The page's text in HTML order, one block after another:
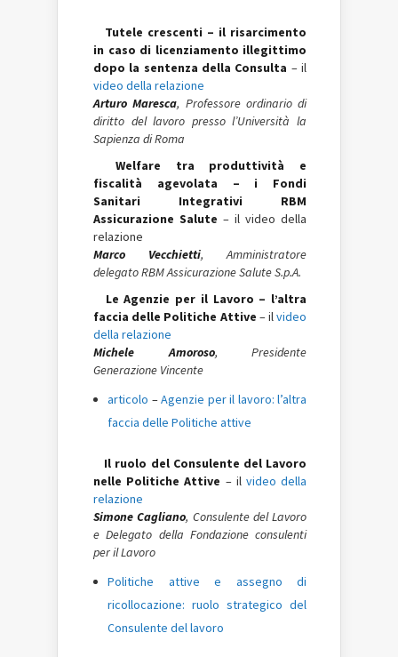
Tutele crescenti – il risarcimento
in caso di licenziamento illegittimo
dopo la sentenza della Consulta – il
video della relazione
Arturo Maresca, Professore ordinario di
diritto del lavoro presso l’Università la
Sapienza di Roma
Welfare tra produttività e
fiscalità agevolata – i Fondi
Sanitari Integrativi RBM
Assicurazione Salute – il video della
relazione
Marco Vecchietti, Amministratore
delegato RBM Assicurazione Salute S.p.A.
Le Agenzie per il Lavoro – l’altra
faccia delle Politiche Attive – ilvideo
della relazione
Michele Amoroso, Presidente
Generazione Vincente
articolo –Agenzie per il lavoro: l’altra
faccia delle Politiche attive
Il ruolo del Consulente del Lavoro
nelle Politiche Attive – il video della
relazione
Simone Cagliano, Consulente del Lavoro
e Delegato della Fondazione consulenti
per il Lavoro
Politiche attive e assegno di
ricollocazione: ruolo strategico del
Consulente del lavoro